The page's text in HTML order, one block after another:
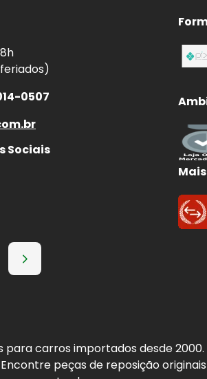
0507
Sociais
para carros importados desde
peças de reposição